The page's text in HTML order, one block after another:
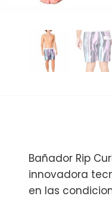
Bañador Rip
innovadora
en las